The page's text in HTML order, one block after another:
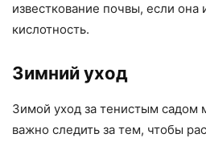
известкование почвы, если
кислотность.
Зимний уход
Зимой уход за тенистым садом
важно следить за тем, чтобы